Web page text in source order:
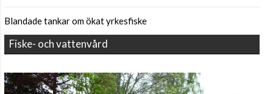
Blandade tankar om ökat yrkesfiske
Fiske- och vattenvård